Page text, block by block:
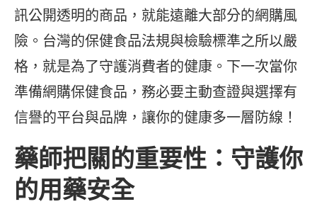
訊公開透明的商品，就能遠離大部分的網購風
險。台灣的保健食品法規與檢驗標準之所以嚴
格，就是為了守護消費者的健康。下一次當你
準備網購保健食品，務必要主動查證與選擇有
信譽的平台與品牌，讓你的健康多一層防線！
藥師把關的重要性：守護你
的用藥安全